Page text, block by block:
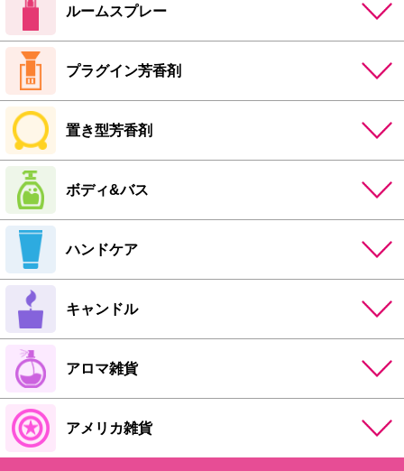
ルームスプレー
プラグイン芳香剤
置き型芳香剤
ボディ&バス
ハンドケア
キャンドル
アロマ雑貨
アメリカ雑貨